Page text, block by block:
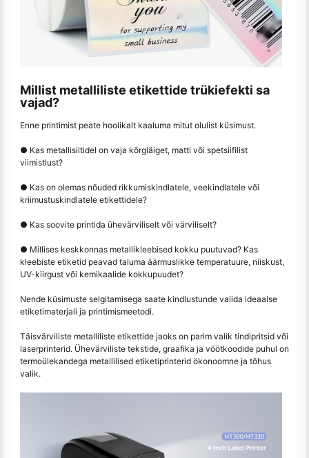
Millist metalliliste etikettide trükiefekti sa
vajad?
Enne printimist peate hoolikalt kaaluma mitut olulist küsimust.
● Kas metallisiltidel on vaja kõrgläiget, matti või spetsiifilist
viimistlust?
● Kas on olemas nõuded rikkumiskindlatele, veekindlatele või
kriimustuskindlatele etikettidele?
● Kas soovite printida ühevärviliselt või värviliselt?
● Millises keskkonnas metallikleebised kokku puutuvad? Kas
kleebiste etiketid peavad taluma äärmuslikke temperatuure, niiskust,
UV-kiirgust või kemikaalide kokkupuudet?
Nende küsimuste selgitamisega saate kindlustunde valida ideaalse
etiketimaterjali ja printimismeetodi.
Täisvärviliste metalliliste etikettide jaoks on parim valik tindipritsid või
laserprinterid. Ühevärviliste tekstide, graafika ja vöötkoodide puhul on
termoülekandega metallilised etiketiprinterid ökonoomne ja tõhus
valik.